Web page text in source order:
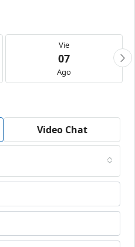
Vie
07
Ago
Video Chat